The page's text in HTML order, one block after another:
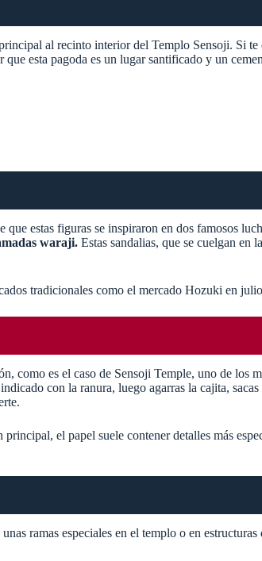
al recinto interior del Templo Sensoji. Si te
esta pagoda es un lugar santificado y un
que estas figuras se inspiraron en dos famosos
waraji. Estas sandalias, que se cuelgan en
tradicionales como el mercado Hozuki en
como es el caso de Sensoji Temple, uno de los
con la ranura, luego agarras la cajita,
el papel suele contener detalles más
unas ramas especiales en el templo o en